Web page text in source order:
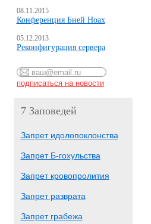
08.11.2015
Конференция Бней Ноах
05.12.2013
Реконфигурация сервера
7 Заповедей
Запрет идолопоклонства
Запрет Б-гохульства
Запрет кровопролития
Запрет разврата
Запрет грабежа